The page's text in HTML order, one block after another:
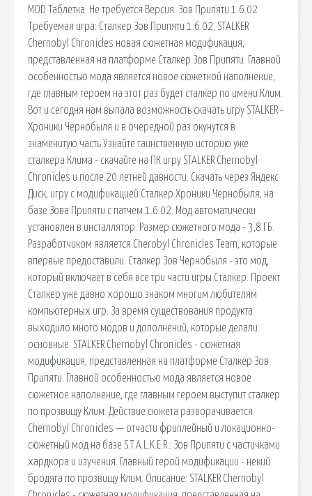
MOD Таблетка: Не требуется Версия: Зов Припяти 1.6.02
Требуемая игра: Сталкер Зов Припяти 1.6.02. STALKER
Chernobyl Chronicles новая сюжетная модификация,
представленная на платформе Сталкер Зов Припяти. Главной
особенностью мода является новое сюжетной наполнение,
где главным героем на этот раз будет сталкер по имени Клим.
Вот и сегодня нам выпала возможность скачать игру STALKER -
Хроники Чернобыля и в очередной раз окунутся в
знаменитую часть Узнайте таинственную историю уже
сталкера Клима - скачайте на ПК игру STALKER Chernobyl
Chronicles и после 20 летней давности. Скачать через Яндекс
Диск, игру с модификацией Сталкер Хроники Чернобыля, на
базе Зова Припяти с патчем 1.6.02. Мод автоматически
установлен в инсталлятор. Размер сюжетного мода - 3,8 ГБ.
Разработчиком является Cherobyl Chronicles Team, которые
впервые предоставили. Сталкер Зов Чернобыля - это мод,
который включает в себя все три части игры Сталкер. Проект
Сталкер уже давно хорошо знаком многим любителям
компьютерных игр. За время существования продукта
выходило много модов и дополнений, которые делали
основные. STALKER Chernobyl Chronicles - сюжетная
модификация, представленная на платформе Сталкер Зов
Припяти. Главной особенностью мода является новое
сюжетное наполнение, где главным героем выступит сталкер
по прозвищу Клим. Действие сюжета разворачивается.
Chernobyl Chronicles — отчасти фриплейный и локационно-
сюжетный мод на базе S.T.A.L.K.E.R.: Зов Припяти с частичками
хардкора и изучения. Главный герой модификации - некий
бродяга по прозвищу Клим. Описание: STALKER Chernobyl